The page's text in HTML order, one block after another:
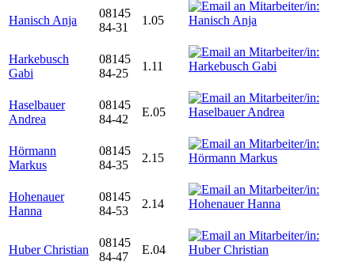
Hanisch Anja
08145
84-31
1.05
Harkebusch
Gabi
08145
84-25
1.11
Haselbauer
Andrea
08145
84-42
E.05
Hörmann
Markus
08145
84-35
2.15
Hohenauer
Hanna
08145
84-53
2.14
Huber Christian
08145
84-47
E.04